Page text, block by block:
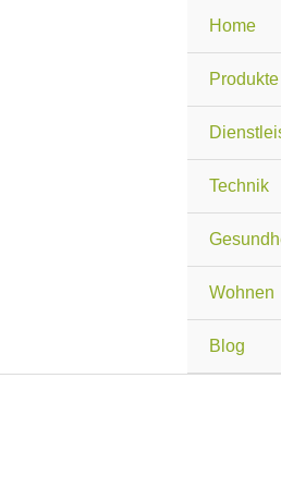
Home
Produkte
Technik
Wohnen
Blog